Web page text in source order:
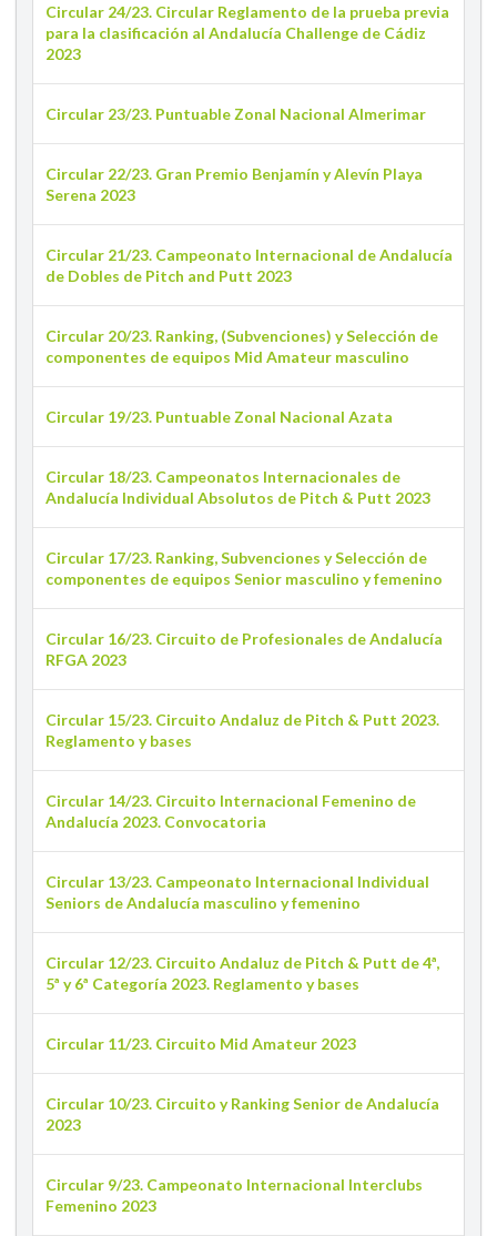
Circular 24/23. Circular Reglamento de la prueba previa
para la clasificación al Andalucía Challenge de Cádiz
2023
Circular 23/23. Puntuable Zonal Nacional Almerimar
Circular 22/23. Gran Premio Benjamín y Alevín Playa
Serena 2023
Circular 21/23. Campeonato Internacional de Andalucía
de Dobles de Pitch and Putt 2023
Circular 20/23. Ranking, (Subvenciones) y Selección de
componentes de equipos Mid Amateur masculino
Circular 19/23. Puntuable Zonal Nacional Azata
Circular 18/23. Campeonatos Internacionales de
Andalucía Individual Absolutos de Pitch & Putt 2023
Circular 17/23. Ranking, Subvenciones y Selección de
componentes de equipos Senior masculino y femenino
Circular 16/23. Circuito de Profesionales de Andalucía
RFGA 2023
Circular 15/23. Circuito Andaluz de Pitch & Putt 2023.
Reglamento y bases
Circular 14/23. Circuito Internacional Femenino de
Andalucía 2023. Convocatoria
Circular 13/23. Campeonato Internacional Individual
Seniors de Andalucía masculino y femenino
Circular 12/23. Circuito Andaluz de Pitch & Putt de 4ª,
5ª y 6ª Categoría 2023. Reglamento y bases
Circular 11/23. Circuito Mid Amateur 2023
Circular 10/23. Circuito y Ranking Senior de Andalucía
2023
Circular 9/23. Campeonato Internacional Interclubs
Femenino 2023